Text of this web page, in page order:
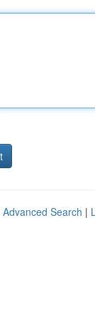
Advanced Search |